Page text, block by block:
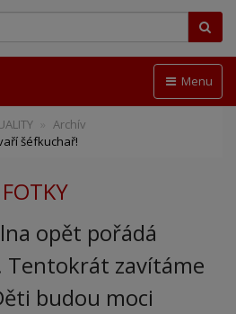
Menu
Archív
šéfkuchař!
FOTKY
opět pořádá
Tentokrát zavítáme
budou moci